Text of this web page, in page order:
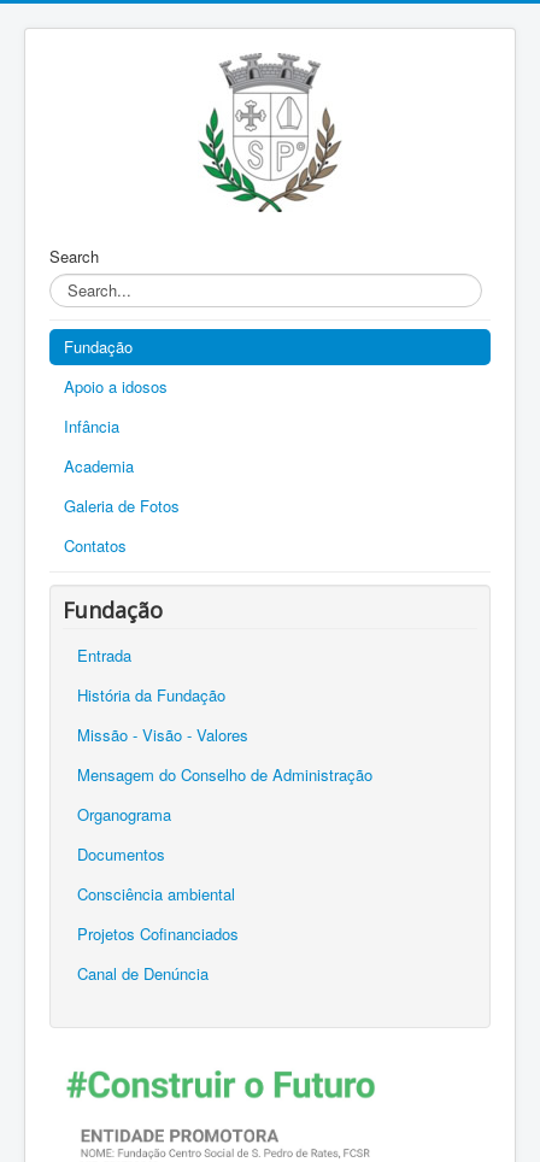
Search
Fundação
Apoio a idosos
Infância
Academia
Galeria de Fotos
Contatos
Fundação
Entrada
História da Fundação
Missão - Visão - Valores
Mensagem do Conselho de Administração
Organograma
Documentos
Consciência ambiental
Projetos Cofinanciados
Canal de Denúncia